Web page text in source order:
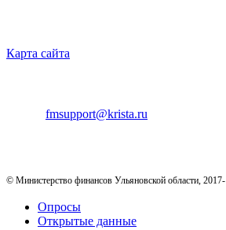
Карта сайта
fmsupport@krista.ru
© Министерство финансов Ульяновской области, 2017-
Опросы
Открытые данные